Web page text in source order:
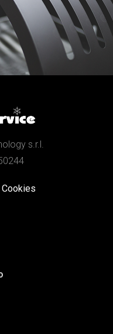
s.r.l.